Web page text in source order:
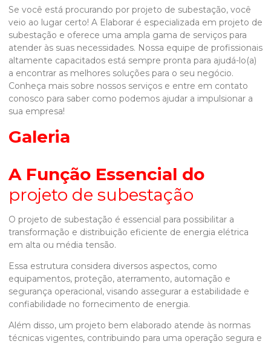
Se você está procurando por projeto de subestação, você
veio ao lugar certo! A Elaborar é especializada em projeto de
subestação e oferece uma ampla gama de serviços para
atender às suas necessidades. Nossa equipe de profissionais
altamente capacitados está sempre pronta para ajudá-lo(a)
a encontrar as melhores soluções para o seu negócio.
Conheça mais sobre nossos serviços e entre em contato
conosco para saber como podemos ajudar a impulsionar a
sua empresa!
Galeria
A Função Essencial do
projeto de subestação
O projeto de subestação é essencial para possibilitar a
transformação e distribuição eficiente de energia elétrica
em alta ou média tensão.
Essa estrutura considera diversos aspectos, como
equipamentos, proteção, aterramento, automação e
segurança operacional, visando assegurar a estabilidade e
confiabilidade no fornecimento de energia.
Além disso, um projeto bem elaborado atende às normas
técnicas vigentes, contribuindo para uma operação segura e